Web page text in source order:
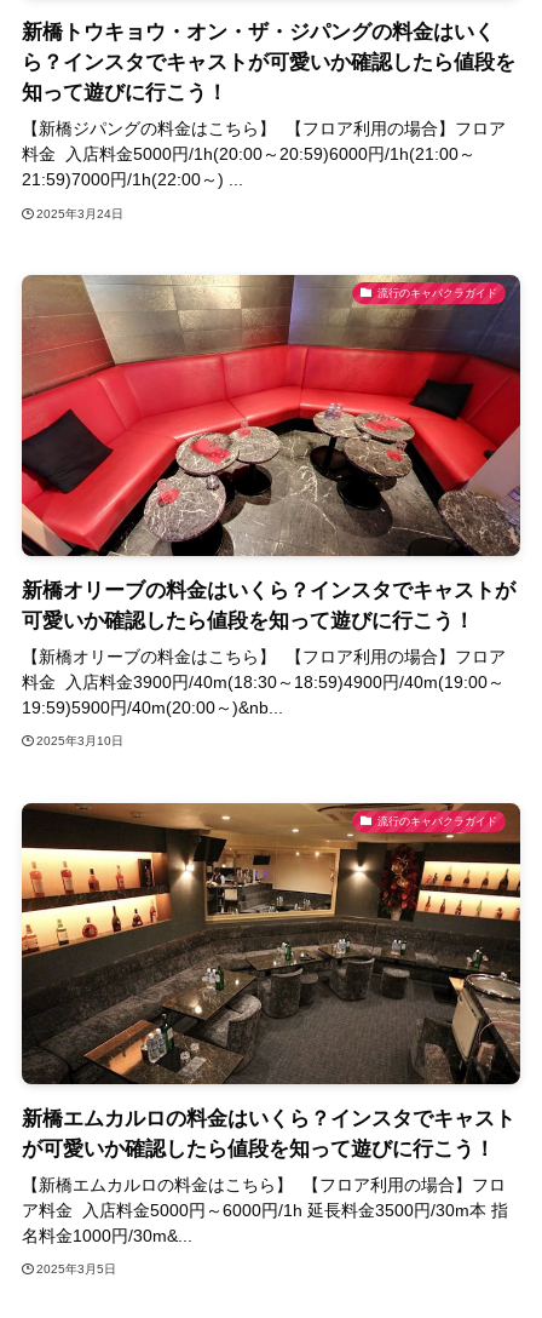
新橋トウキョウ・オン・ザ・ジパングの料金はいく
ら？インスタでキャストが可愛いか確認したら値段を
知って遊びに行こう！
【新橋ジパングの料金はこちら】 【フロア利用の場合】フロア
料金 入店料金5000円/1h(20:00～20:59)6000円/1h(21:00～
21:59)7000円/1h(22:00～) ...
2025年3月24日
流行のキャバクラガイド
新橋オリーブの料金はいくら？インスタでキャストが
可愛いか確認したら値段を知って遊びに行こう！
【新橋オリーブの料金はこちら】 【フロア利用の場合】フロア
料金 入店料金3900円/40m(18:30～18:59)4900円/40m(19:00～
19:59)5900円/40m(20:00～)&nb...
2025年3月10日
流行のキャバクラガイド
新橋エムカルロの料金はいくら？インスタでキャスト
が可愛いか確認したら値段を知って遊びに行こう！
【新橋エムカルロの料金はこちら】 【フロア利用の場合】フロ
ア料金 入店料金5000円～6000円/1h 延長料金3500円/30m本 指
名料金1000円/30m&...
2025年3月5日